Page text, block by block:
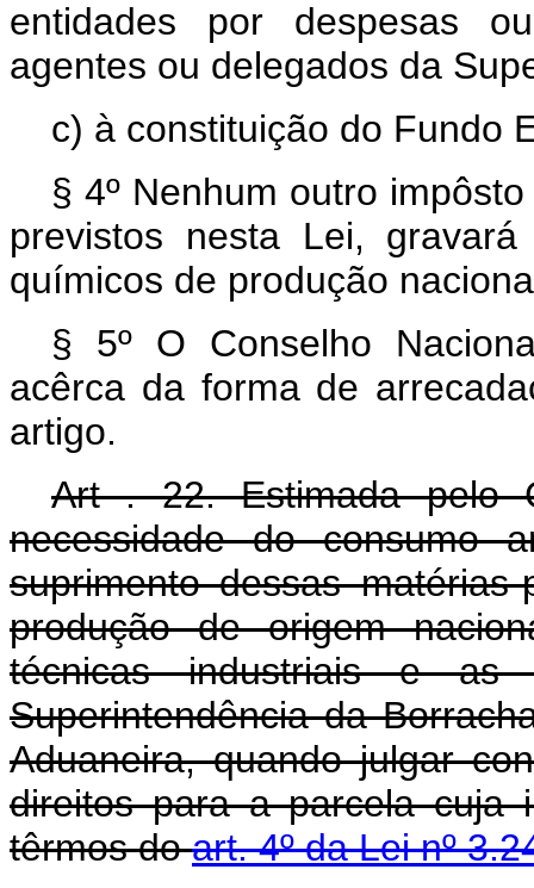
entidades por despesas
agentes ou delegados da
c) à constituição do Fundo
§ 4º Nenhum outro
previstos nesta Lei,
químicos de produção
§ 5º O Conselho
acêrca da forma de
artigo.
Art . 22. Estimada pelo
necessidade do consumo
suprimento dessas
produção de origem
técnicas industriais e as
Superintendência da
Aduaneira, quando julgar
direitos para a parcela cuja
têrmos doart. 4º da Lei nº